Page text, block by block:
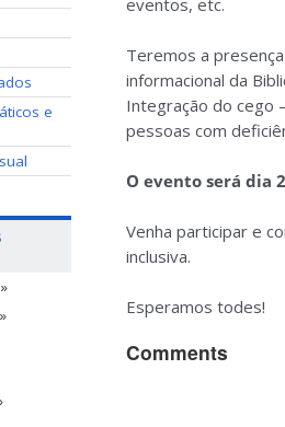
e
eventos, etc.
Teremos a
informacional da
Integração do cego
pessoas com
O evento será dia
Venha participar e
inclusiva.
Esperamos todes!
Comments